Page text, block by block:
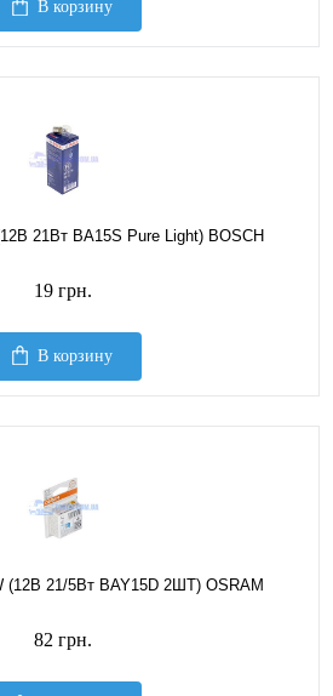
В корзину
21Вт BA15S Pure Light) BOSCH
19 грн.
В корзину
(12В 21/5Вт BAY15D 2ШТ) OSRAM
82 грн.